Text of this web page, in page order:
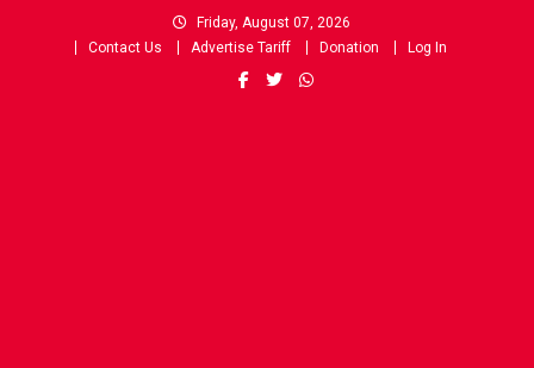
Friday, August 07, 2026
Contact Us
Advertise Tariff Donation Log In